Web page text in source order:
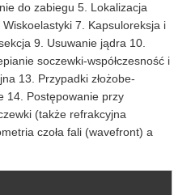
do zabiegu 5. Lokalizacja
7. Kapsuloreksja i
9. Usuwanie jądra 10.
soczewki-współczesność i
13. Przypadki złożobe-
14. Postępowanie przy
(także refrakcyjna
czoła fali (wavefront) a